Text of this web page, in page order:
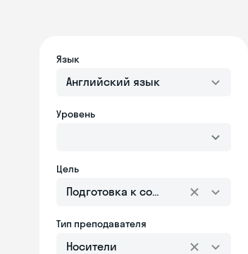
Язык
Английский язык
Уровень
Цель
Подготовка к собеседованию
Тип преподавателя
Носители